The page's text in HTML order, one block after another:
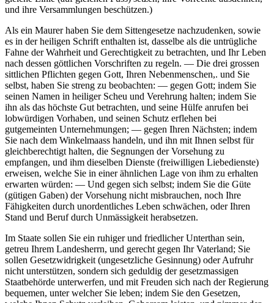
und ihre Versammlungen beschützen.)
Als ein Maurer haben Sie dem Sittengesetze nachzudenken, sowie
es in der heiligen Schrift enthalten ist, dasselbe als die untrügliche
Fahne der Wahrheit und Gerechtigkeit zu betrachten, und Ihr Leben
nach dessen göttlichen Vorschriften zu regeln. — Die drei grossen
sittlichen Pflichten gegen Gott, Ihren Nebenmenschen,. und Sie
selbst, haben Sie streng zu beobachten: — gegen Gott; indem Sie
seinen Namen in heiliger Scheu und Verehrung halten; indem Sie
ihn als das höchste Gut betrachten, und seine Hülfe anrufen bei
lobwürdigen Vorhaben, und seinen Schutz erflehen bei
gutgemeinten Unternehmungen; — gegen Ihren Nächsten; indem
Sie nach dem Winkelmaass handeln, und ihn mit Ihnen selbst für
gleichberechtigt halten, die Segnungen der Vorsehung zu
empfangen, und ihm dieselben Dienste (freiwilligen Liebedienste)
erweisen, welche Sie in einer ähnlichen Lage von ihm zu erhalten
erwarten würden: — Und gegen sich selbst; indem Sie die Güte
(gütigen Gaben) der Vorsehung nicht misbrauchen, noch Ihre
Fähigkeiten durch unordentliches Leben schwächen, oder Ihren
Stand und Beruf durch Unmässigkeit herabsetzen.
Im Staate sollen Sie ein ruhiger und friedlicher Unterthan sein,
getreu Ihrem Landesherrn, und gerecht gegen Ihr Vaterland; Sie
sollen Gesetzwidrigkeit (ungesetzliche Gesinnung) oder Aufruhr
nicht unterstützen, sondern sich geduldig der gesetzmassigen
Staatbehörde unterwerfen, und mit Freuden sich nach der Regierung
bequemen, unter welcher Sie leben; indem Sie den Gesetzen,